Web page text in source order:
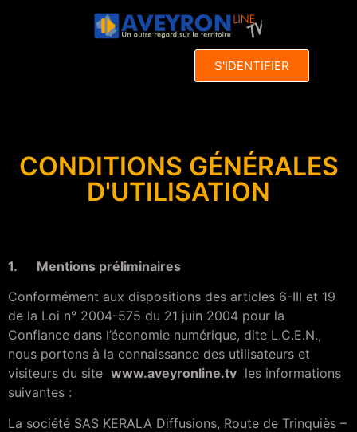
S'IDENTIFIER
CONDITIONS GÉNÉRALES
D'UTILISATION
1. Mentions préliminaires
Conformément aux dispositions des articles 6-III et 19
de la Loi n° 2004-575 du 21 juin 2004 pour la
Confiance dans l’économie numérique, dite L.C.E.N.,
nous portons à la connaissance des utilisateurs et
visiteurs du site www.aveyronline.tv les informations
suivantes :
La société SAS KERALA Diffusions, Route de Trinquiès –